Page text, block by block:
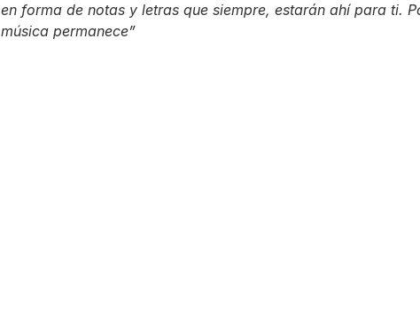
en forma de notas y letras que siempre, estarán ahí para ti.
música permanece”